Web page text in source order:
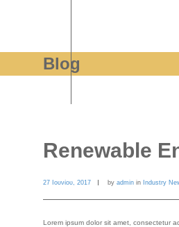
Blog
Renewable
27 Ιουνίου, 2017 by admin in Industry
Lorem ipsum dolor sit amet, consectetur